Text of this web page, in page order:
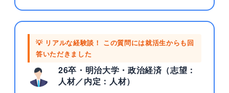
💡 リアルな経験談！ この質問には就活生からも回
答いただきました
26卒・明治大学・政治経済（志望：
人材／内定：人材）